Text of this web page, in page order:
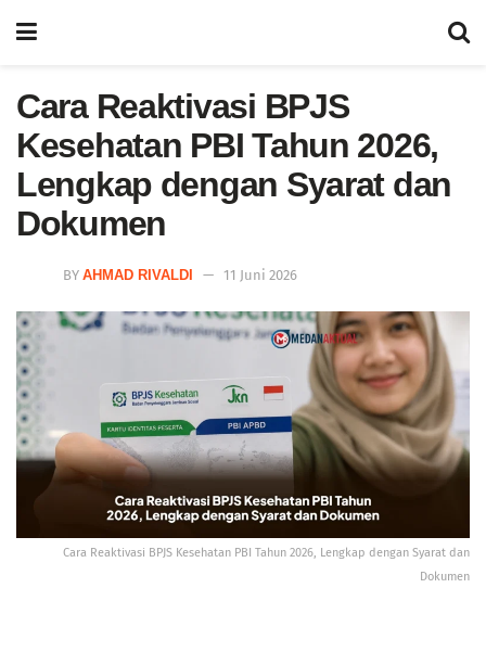
Cara Reaktivasi BPJS
Kesehatan PBI Tahun 2026,
Lengkap dengan Syarat dan
Dokumen
BY AHMAD RIVALDI 11 Juni 2026
Cara Reaktivasi BPJS Kesehatan PBI Tahun 2026, Lengkap dengan Syarat dan
Dokumen